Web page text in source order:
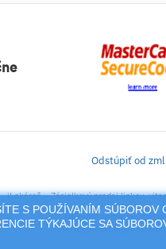
S POUŽÍVANÍM
TÝKAJÚCE SA
Odstúpiť od
iLekáreň – Zásielkový predaj liekov,
Na tento portál sa
alebo reprodukcia jeho